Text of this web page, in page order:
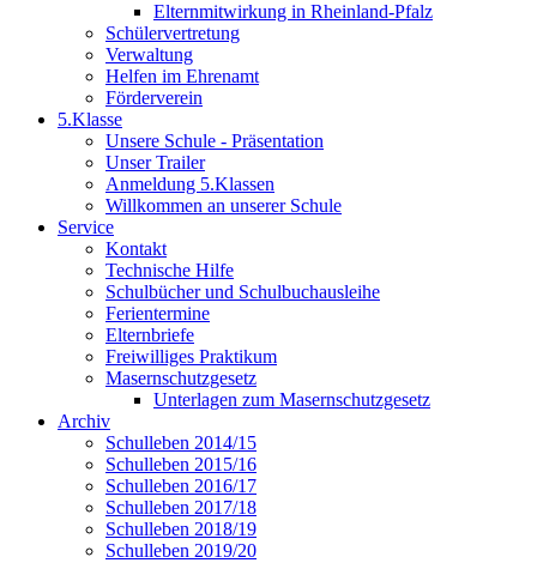
Elternmitwirkung in Rheinland-Pfalz
Schülervertretung
Verwaltung
Helfen im Ehrenamt
Förderverein
5.Klasse
Unsere Schule - Präsentation
Unser Trailer
Anmeldung 5.Klassen
Willkommen an unserer Schule
Service
Kontakt
Technische Hilfe
Schulbücher und Schulbuchausleihe
Ferientermine
Elternbriefe
Freiwilliges Praktikum
Masernschutzgesetz
Unterlagen zum Masernschutzgesetz
Archiv
Schulleben 2014/15
Schulleben 2015/16
Schulleben 2016/17
Schulleben 2017/18
Schulleben 2018/19
Schulleben 2019/20